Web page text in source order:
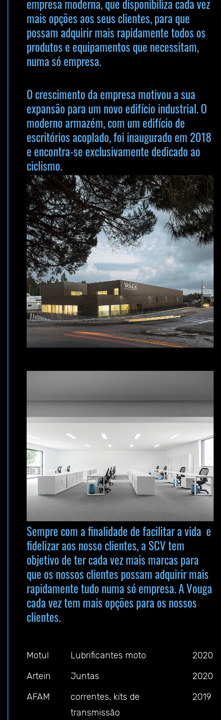
empresa moderna, que disponibiliza cada vez
mais opções aos seus clientes, para que
possam adquirir mais rapidamente todos os
produtos e equipamentos que necessitam,
numa só empresa.
O crescimento da empresa motivou a sua
expansão para um novo edifício industrial. O
moderno armazém, com um edifício de
escritórios acoplado, foi inaugurado em 2018
e encontra-se exclusivamente dedicado ao
ciclismo.
Sempre com a finalidade de facilitar a vida e
fidelizar aos nosso clientes, a SCV tem
objetivo de ter cada vez mais marcas para
que os nossos clientes possam adquirir mais
rapidamente tudo numa só empresa. A Vouga
cada vez tem mais opções para os nossos
clientes.
Motul Lubrificantes moto
2020
Artein
Juntas
2020
AFAM
correntes, kits de
transmissão
2019